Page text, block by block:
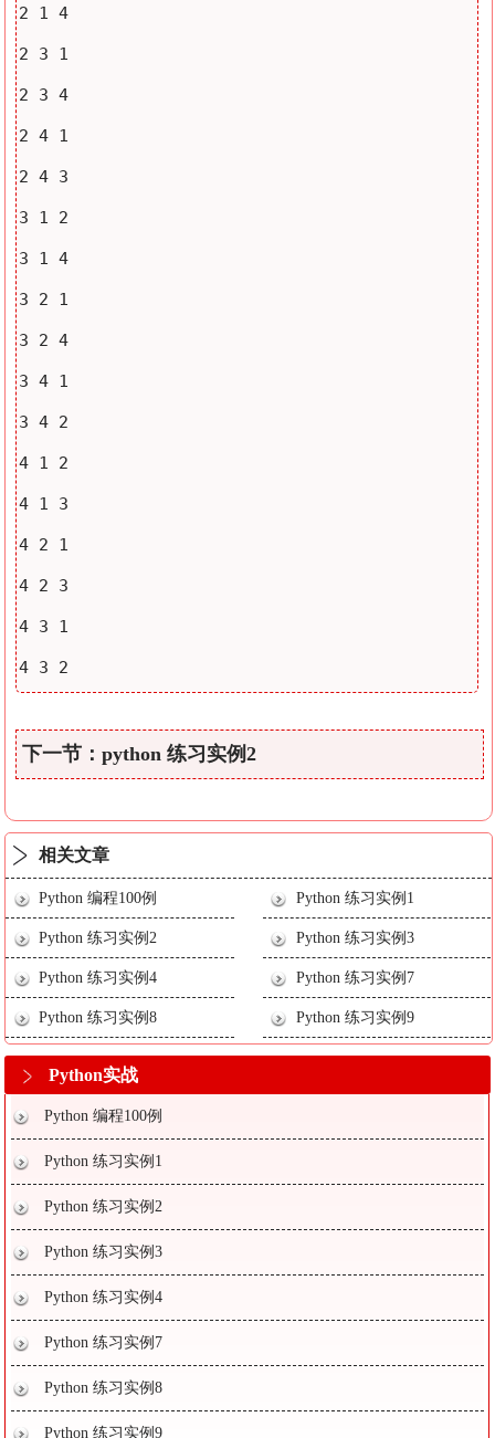
2 1 4
2 3 1
2 3 4
2 4 1
2 4 3
3 1 2
3 1 4
3 2 1
3 2 4
3 4 1
3 4 2
4 1 2
4 1 3
4 2 1
4 2 3
4 3 1
4 3 2
下一节：python 练习实例2
相关文章
Python 编程100例 Python 练习实例1
Python 练习实例2 Python 练习实例3
Python 练习实例4 Python 练习实例7
Python 练习实例8 Python 练习实例9
Python实战
Python 编程100例
Python 练习实例1
Python 练习实例2
Python 练习实例3
Python 练习实例4
Python 练习实例7
Python 练习实例8
Python 练习实例9